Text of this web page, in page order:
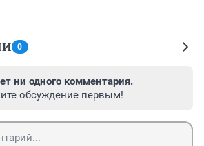
0
ни одного комментария.
обсуждение первым!